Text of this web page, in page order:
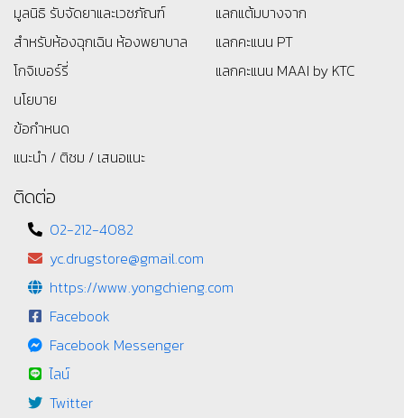
มูลนิธิ รับจัดยาและเวชภัณฑ์
สำหรับห้องฉุกเฉิน ห้องพยาบาล
โกจิเบอร์รี่
นโยบาย
ข้อกำหนด
แนะนำ / ติชม / เสนอแนะ
แลกแต้มบางจาก
แลกคะแนน PT
แลกคะแนน MAAI by KTC
ติดต่อ
02-212-4082
yc.drugstore@gmail.com
https://www.yongchieng.com
Facebook
Facebook Messenger
ไลน์
Twitter